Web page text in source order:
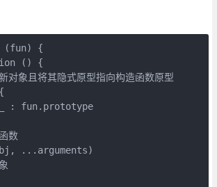
(fun) {
() {
对象且将其隐式原型指向构造函数原型
: fun.prototype
数
...arguments)